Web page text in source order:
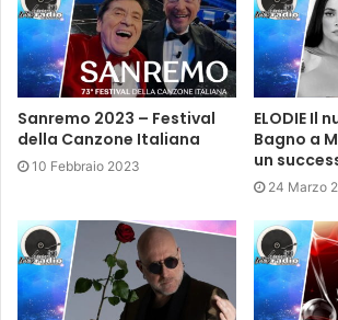
Sanremo 2023 – Festival
della Canzone Italiana
10 Febbraio 2023
ELODIE Il
Bagno a
un
24 Marzo